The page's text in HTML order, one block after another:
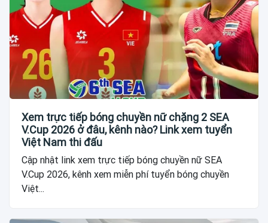
Xem trực tiếp bóng chuyền nữ chặng 2 SEA
V.Cup 2026 ở đâu, kênh nào? Link xem tuyển
Việt Nam thi đấu
Cập nhật link xem trực tiếp bóng chuyền nữ SEA
V.Cup 2026, kênh xem miễn phí tuyển bóng chuyền
Việt...